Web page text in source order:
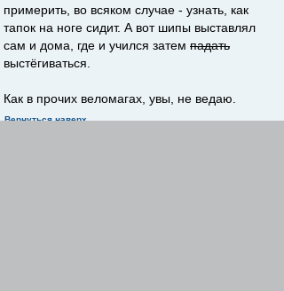
примерить, во всяком случае - узнать, как
тапок на ноге сидит. А вот шипы выставлял
сам и дома, где и учился затем падать
выстёгиваться.
Как в прочих веломагах, увы, не ведаю.
Вернуться наверх